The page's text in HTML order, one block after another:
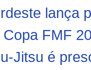
lança
FMF
Jitsu é